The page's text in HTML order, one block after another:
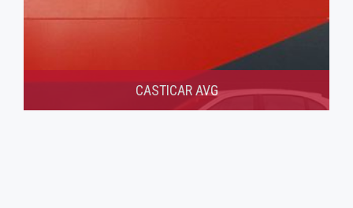
CASTICAR AVG